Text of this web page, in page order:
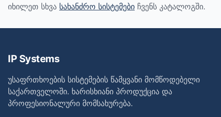
იხილეთ სხვა სახანძრო სისტემები ჩვენს კატალოგში.
IP Systems
უსაფრთხოების სისტემების წამყვანი მომწოდებელი
საქართველოში. ხარისხიანი პროდუქცია და
პროფესიონალური მომსახურება.